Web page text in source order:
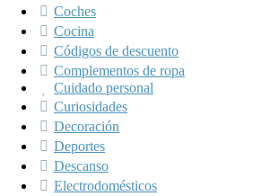
Coches
Cocina
Códigos de descuento
Complementos de ropa
Cuidado personal
Curiosidades
Decoración
Deportes
Descanso
Electrodomésticos